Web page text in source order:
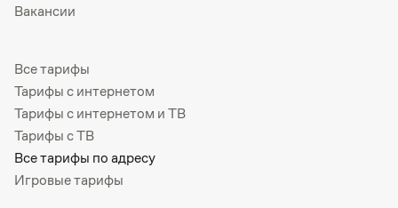
Вакансии
Все тарифы
Тарифы с интернетом
Тарифы с интернетом и ТВ
Тарифы с ТВ
Все тарифы по адресу
Игровые тарифы